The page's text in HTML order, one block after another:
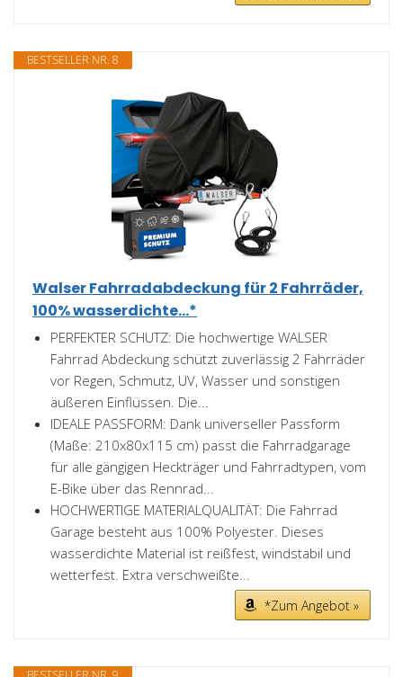
BESTSELLER NR. 8
Walser Fahrradabdeckung für 2 Fahrräder,
100% wasserdichte...*
PERFEKTER SCHUTZ: Die hochwertige WALSER
Fahrrad Abdeckung schützt zuverlässig 2 Fahrräder
vor Regen, Schmutz, UV, Wasser und sonstigen
äußeren Einflüssen. Die...
IDEALE PASSFORM: Dank universeller Passform
(Maße: 210x80x115 cm) passt die Fahrradgarage
für alle gängigen Heckträger und Fahrradtypen, vom
E-Bike über das Rennrad...
HOCHWERTIGE MATERIALQUALITÄT: Die Fahrrad
Garage besteht aus 100% Polyester. Dieses
wasserdichte Material ist reißfest, windstabil und
wetterfest. Extra verschweißte...
*Zum Angebot »